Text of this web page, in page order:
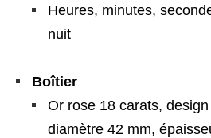
Heures, minutes,
nuit
Boîtier
Or rose 18 carats,
diamètre 42 mm,